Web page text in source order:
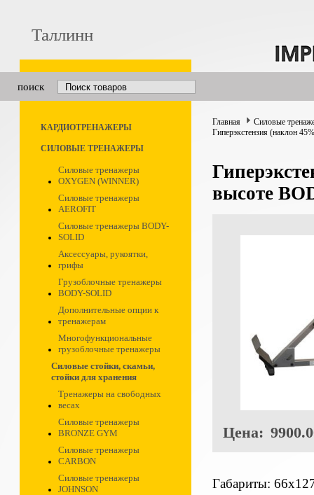
Таллинн
поиск
КАРДИОТРЕНАЖЕРЫ
СИЛОВЫЕ ТРЕНАЖЕРЫ
Силовые тренажеры
OXYGEN (WINNER)
Силовые тренажеры
AEROFIT
Силовые тренажеры BODY-
SOLID
Аксессуары, рукоятки,
грифы
Грузоблочные тренажеры
BODY-SOLID
Дополнительные опции к
тренажерам
Многофункциональные
грузоблочные тренажеры
Силовые стойки, скамьи,
стойки для хранения
Тренажеры на свободных
весах
Силовые тренажеры
BRONZE GYM
Силовые тренажеры
CARBON
Силовые тренажеры
JOHNSON
Главная
Силовые
Гиперэкстензия (наклон
высоте
Цена:
Габариты: